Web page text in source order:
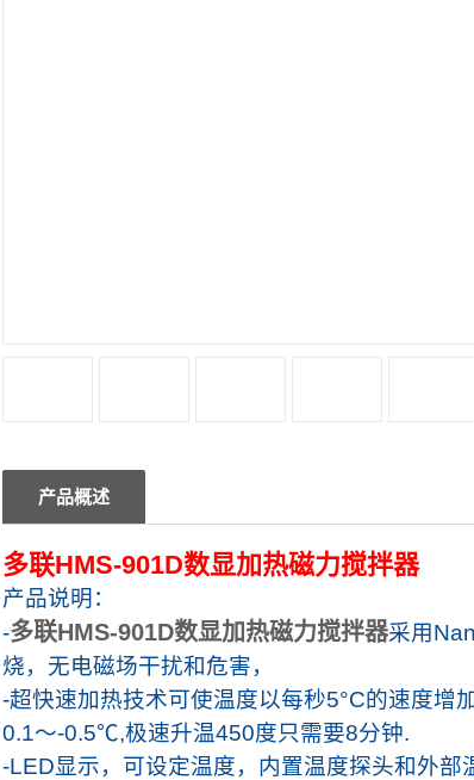
产品概述
多联HMS-901D数显加热磁力搅拌器
产品说明 ：
-多联HMS-901D数显加热磁力搅拌器采用
烧，无电磁场干扰和危害，
-超快速加热技术可使温度以每秒5°C的速度增
0.1〜-0.5℃,极速升温450度只需要8分钟.
-LED显示，可设定温度，内置温度探头和外部